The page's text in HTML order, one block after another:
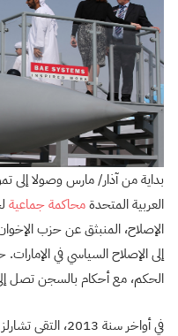
العربية المتحدةمحاكمة جماعية
الإصلاح، المنبثق عن حزب
الحكم، مع أحكام بالسجن تصل إلى 10
في أواخر سنة